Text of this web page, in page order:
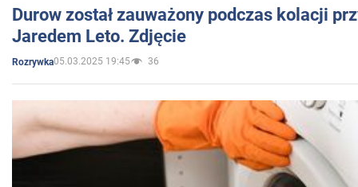
Durow został zauważony podczas kolacji
Jaredem Leto. Zdjęcie
Rozrywka05.03.2025 19:45 36